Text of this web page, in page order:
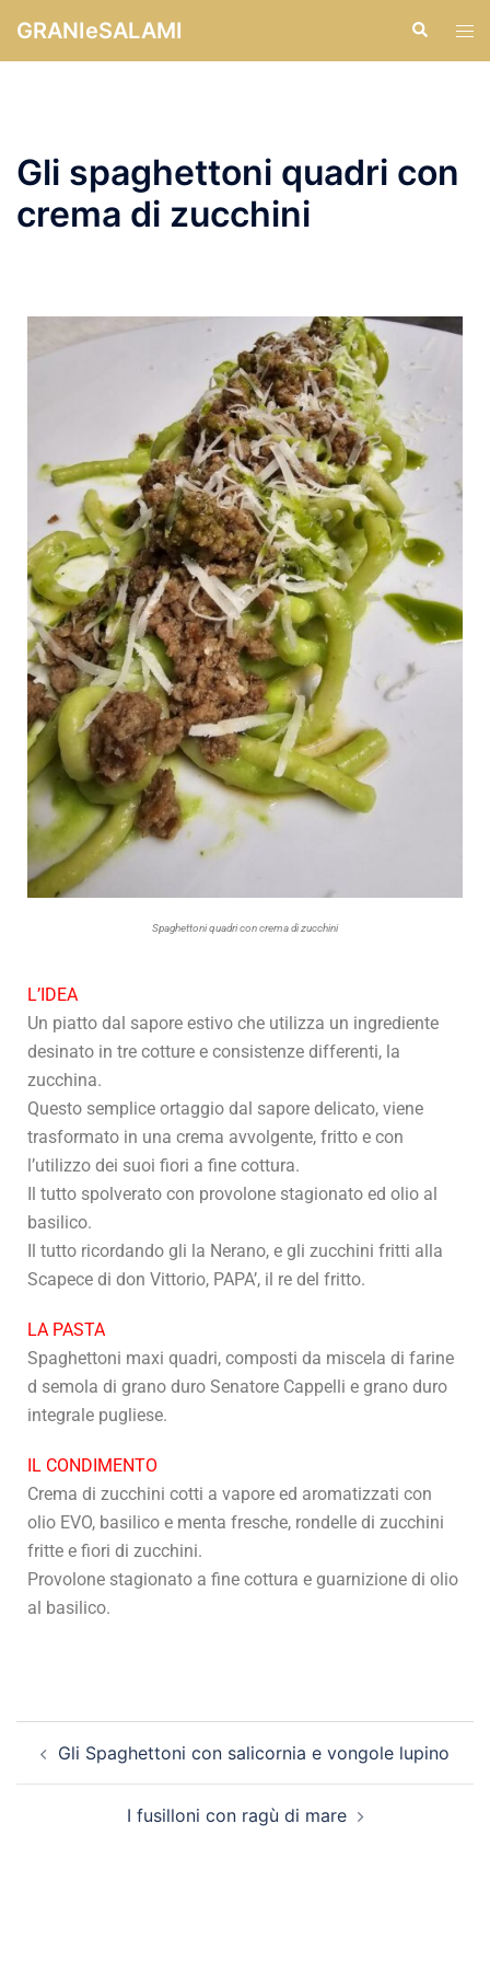
GRANIeSALAMI
Gli spaghettoni quadri con
crema di zucchini
Spaghettoni quadri con crema di zucchini
L’IDEA
Un piatto dal sapore estivo che utilizza un ingrediente
desinato in tre cotture e consistenze differenti, la
zucchina.
Questo semplice ortaggio dal sapore delicato, viene
trasformato in una crema avvolgente, fritto e con
l’utilizzo dei suoi fiori a fine cottura.
Il tutto spolverato con provolone stagionato ed olio al
basilico.
Il tutto ricordando gli la Nerano, e gli zucchini fritti alla
Scapece di don Vittorio, PAPA’, il re del fritto.
LA PASTA
Spaghettoni maxi quadri, composti da miscela di farine
d semola di grano duro Senatore Cappelli e grano duro
integrale pugliese.
IL CONDIMENTO
Crema di zucchini cotti a vapore ed aromatizzati con
olio EVO, basilico e menta fresche, rondelle di zucchini
fritte e fiori di zucchini.
Provolone stagionato a fine cottura e guarnizione di olio
al basilico.
Gli Spaghettoni con salicornia e vongole lupino
I fusilloni con ragù di mare